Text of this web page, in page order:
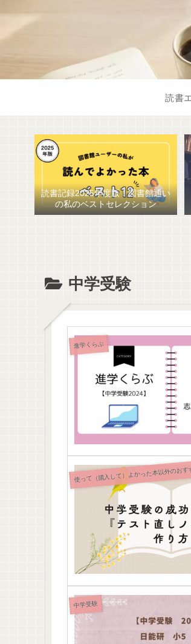
読書
読書記録2025年度版！図書館通い
の私のベストセレクション
中学受験
進学くらぶ
使って（購入して）よかった本以外のお
中学受験